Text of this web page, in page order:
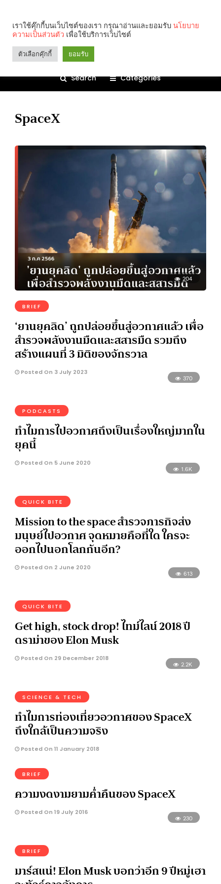
Search Categories
SpaceX
204
BRIEF
‘ยานยุคลิด’ ถูกปล่อยขึ้นสู่อวกาศแล้ว เพื่อ
สำรวจพลังงานมืดและสสารมืด รวมถึง
สร้างแผนที่ 3 มิติของจักรวาล
Posted On 3 July 2023
370
PODCASTS
ทำไมการไปอวกาศถึงเป็นเรื่องใหญ่มากใน
ยุคนี้
Posted On 5 June 2020
1.6K
QUICK BITE
Mission to the space สำรวจภารกิจส่ง
มนุษย์ไปอวกาศ จุดหมายคือที่ใด ใครจะ
ออกไปนอกโลกกันอีก?
Posted On 2 June 2020
613
QUICK BITE
Get high, stock drop! ไทม์ไลน์ 2018 ปี
ดราม่าของ Elon Musk
Posted On 29 December 2018
2.2K
SCIENCE & TECH
ทำไมการท่องเที่ยวอวกาศของ SpaceX
ถึงใกล้เป็นความจริง
Posted On 11 January 2018
BRIEF
ความงดงามยามค่ำคืนของ SpaceX
Posted On 19 July 2016
230
BRIEF
มาร์สแน่! Elon Musk บอกว่าอีก 9 ปีหมู่เฮา
เราใช้คุ๊กกี้บนเว็บไซต์ของเรา กรุณาอ่านและยอมรับ นโยบาย
ความเป็นส่วนตัว เพื่อใช้บริการเว็บไซต์
ตัวเลือกคุ๊กกี้ ยอมรับ